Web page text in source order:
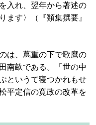
入れ、翌年から著述の
ます〉（『類集撰要』
は、蔦重の下で歌麿の
南畝である。「世の中
というて寝つかれもせ
平定信の寛政の改革を